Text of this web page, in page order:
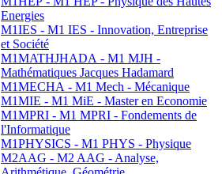
Energies
M1IES - M1 IES - Innovation, Entreprise
et Société
M1MATHJHADA - M1 MJH -
Mathématiques Jacques Hadamard
M1MECHA - M1 Mech - Mécanique
M1MIE - M1 MiE - Master en Economie
M1MPRI - M1 MPRI - Fondements de
l'Informatique
M1PHYSICS - M1 PHYS - Physique
M2AAG - M2 AAG - Analyse,